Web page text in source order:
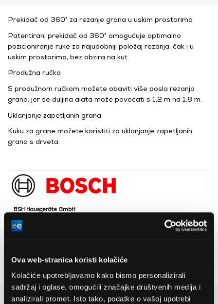
Ova web-stranica koristi kolačiće
Kolačiće upotrebljavamo kako bismo personalizirali
sadržaj i oglase, omogućili značajke društvenih medija i
analizirali promet. Isto tako, podatke o vašoj upotrebi
BSH Hausgeräte GmbH
81739, München, Carl-Wery-Straße 34
Prekidač od 360° za rezanje grana u uskim prostorima
Patentirani prekidač od 360° omogućuje optimalno
pozicioniranje ruke za najudobniji položaj rezanja, čak i u
uskim prostorima, bez obzira na kut.
Produžna ručka
S produžnom ručkom možete obaviti više posla rezanja
grana, jer se duljina alata može povećati s 1,2 m na 1,8 m.
Uklanjanje zapetljanih grana
Kuku za grane možete koristiti za uklanjanje zapetljanih
grana s drveta.
Detaljan opis